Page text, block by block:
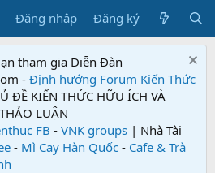
Đăng nhập Đăng ký
tham gia Diễn Đàn
- Định hướng Forum Kiến Thức
ĐỀ KIẾN THỨC HỮU ÍCH VÀ
LUẬN
FB - VNK groups | Nhà Tài
- Mì Cay Hàn Quốc - Cafe & Trà